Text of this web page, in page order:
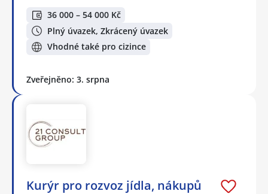
36 000 – 54 000 Kč
Plný úvazek, Zkrácený úvazek
Vhodné také pro cizince
Zveřejněno: 3. srpna
Kurýr pro rozvoz jídla, nákupů